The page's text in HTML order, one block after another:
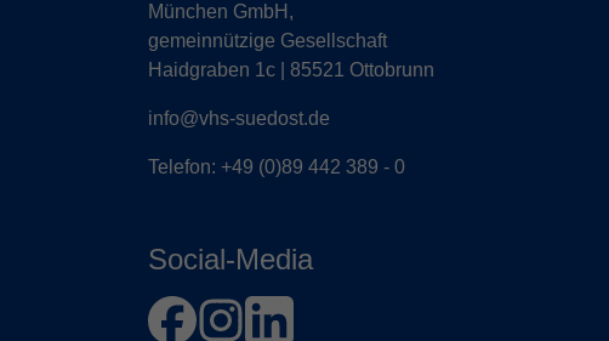
München GmbH,
gemeinnützige Gesellschaft
Haidgraben 1c | 85521 Ottobrunn
info@vhs-suedost.de
Telefon: +49 (0)89 442 389 - 0
Social-Media